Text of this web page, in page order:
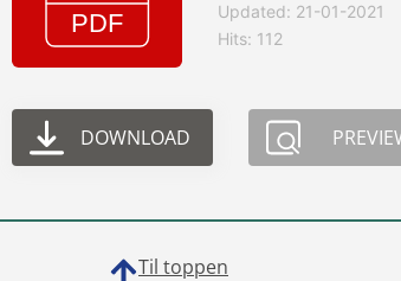
Updated: 21-01-2021
Hits: 112
DOWNLOAD
Til toppen